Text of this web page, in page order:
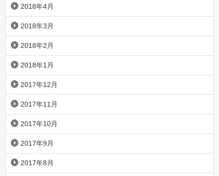
2018年4月
2018年3月
2018年2月
2018年1月
2017年12月
2017年11月
2017年10月
2017年9月
2017年8月